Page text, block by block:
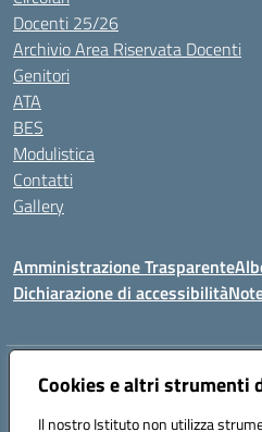
Cookies e altri strumenti
Il nostro Istituto non utilizza
Docenti 25/26
Archivio Area Riservata Docenti
Genitori
ATA
BES
Modulistica
Contatti
Gallery
Amministrazione Trasparente
Dichiarazione di accessibilità
Indirizzo:Via Coniugi Crigna – Cap.
Posta elettronica certificata (PEC):